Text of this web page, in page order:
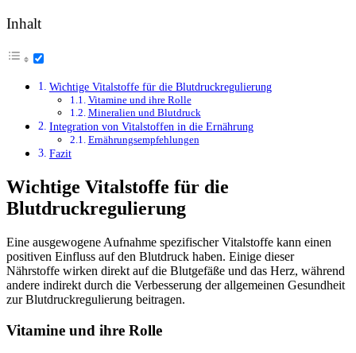
Inhalt
Wichtige Vitalstoffe für die Blutdruckregulierung
Vitamine und ihre Rolle
Mineralien und Blutdruck
Integration von Vitalstoffen in die Ernährung
Ernährungsempfehlungen
Fazit
Wichtige Vitalstoffe für die
Blutdruckregulierung
Eine ausgewogene Aufnahme spezifischer Vitalstoffe kann einen
positiven Einfluss auf den Blutdruck haben. Einige dieser
Nährstoffe wirken direkt auf die Blutgefäße und das Herz, während
andere indirekt durch die Verbesserung der allgemeinen Gesundheit
zur Blutdruckregulierung beitragen.
Vitamine und ihre Rolle